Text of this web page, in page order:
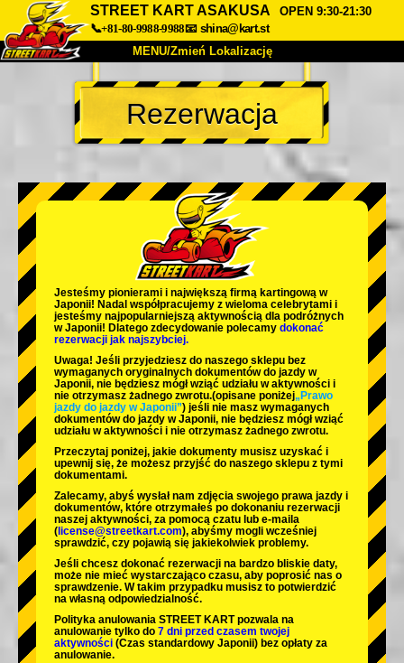
STREET KART ASAKUSA
OPEN 9:30-21:30
📞+81-80-9988-9988📧 shina@kart.st
MENU/Zmień Lokalizację
TOP
O nas Specyfikacja Cena
Firma Rezerwacja
Zmień Lokalizację
Tokyo Shinagawa Tokyo Akihabara#1
Tokyo Akihabara#2
Tokyo Shibuya Annex Tokyo Bay
Tokyo Asakusa Osaka
Okinawa
Rezerwacja
Jesteśmy pionierami i największą firmą kartingową w
Japonii! Nadal współpracujemy z wieloma celebrytami i
jesteśmy najpopularniejszą aktywnością dla podróżnych
w Japonii! Dlatego zdecydowanie polecamy dokonać
rezerwacji jak najszybciej.
Uwaga! Jeśli przyjedziesz do naszego sklepu bez
wymaganych oryginalnych dokumentów do jazdy w
Japonii, nie będziesz mógł wziąć udziału w aktywności i
nie otrzymasz żadnego zwrotu.(opisane poniżej„Prawo
jazdy do jazdy w Japonii”) jeśli nie masz wymaganych
dokumentów do jazdy w Japonii, nie będziesz mógł wziąć
udziału w aktywności i nie otrzymasz żadnego zwrotu.
Przeczytaj poniżej, jakie dokumenty musisz uzyskać i
upewnij się, że możesz przyjść do naszego sklepu z tymi
dokumentami.
Zalecamy, abyś wysłał nam zdjęcia swojego prawa jazdy i
dokumentów, które otrzymałeś po dokonaniu rezerwacji
naszej aktywności, za pomocą czatu lub e-maila
( license@streetkart.com), abyśmy mogli wcześniej
sprawdzić, czy pojawią się jakiekolwiek problemy.
Jeśli chcesz dokonać rezerwacji na bardzo bliskie daty,
może nie mieć wystarczająco czasu, aby poprosić nas o
sprawdzenie. W takim przypadku musisz to potwierdzić
na własną odpowiedzialność.
Polityka anulowania STREET KART pozwala na
anulowanie tylko do 7 dni przed czasem twojej
aktywności (Czas standardowy Japonii) bez opłaty za
anulowanie.